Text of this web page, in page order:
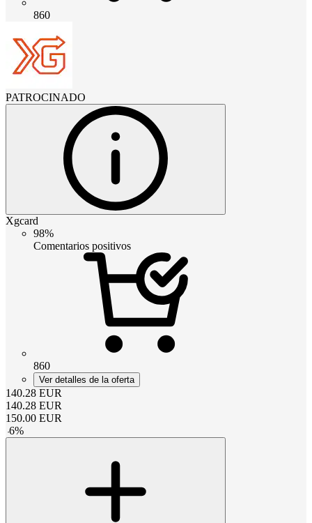
860
PATROCINADO
Xgcard
98%
Comentarios positivos
860
Ver detalles de la oferta
140.28 EUR
140.28 EUR
150.00 EUR
-6%